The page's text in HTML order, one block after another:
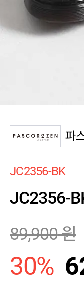
파
JC2356-BK
JC2356-
89,900원
30%